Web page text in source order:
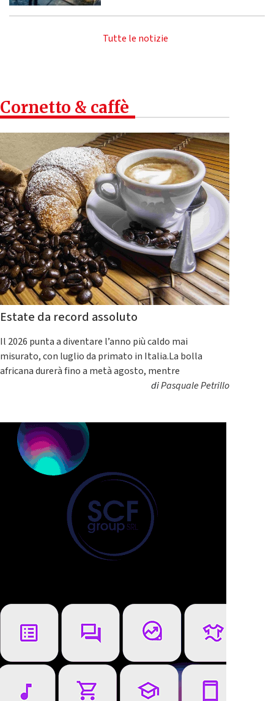
Tutte le notizie
Cornetto & caffè
Estate da record assoluto
Il 2026 punta a diventare l’anno più caldo mai
misurato, con luglio da primato in Italia.La bolla
africana durerà fino a metà agosto, mentre
diPasquale Petrillo